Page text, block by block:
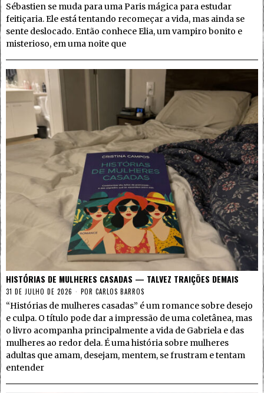
Sébastien se muda para uma Paris mágica para estudar
feitiçaria. Ele está tentando recomeçar a vida, mas ainda se
sente deslocado. Então conhece Elia, um vampiro bonito e
misterioso, em uma noite que
HISTÓRIAS DE MULHERES CASADAS — TALVEZ TRAIÇÕES DEMAIS
31 DE JULHO DE 2026 POR CARLOS BARROS
“Histórias de mulheres casadas” é um romance sobre desejo
e culpa. O título pode dar a impressão de uma coletânea, mas
o livro acompanha principalmente a vida de Gabriela e das
mulheres ao redor dela. É uma história sobre mulheres
adultas que amam, desejam, mentem, se frustram e tentam
entender